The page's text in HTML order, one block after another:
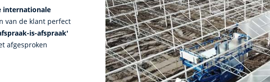
internationale
van de klant perfect
is-afspraak'
afgesproken